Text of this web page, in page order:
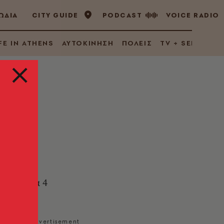
CITY GUIDE PODCAST VOICE RADIO
IN ATHENS ΑΥΤΟΚΙΝΗΣΗ ΠΟΛΕΙΣ TV + SERIES
4